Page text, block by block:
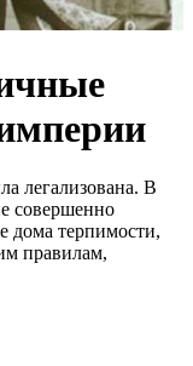
легализована. В
совершенно
дома терпимости,
правилам,